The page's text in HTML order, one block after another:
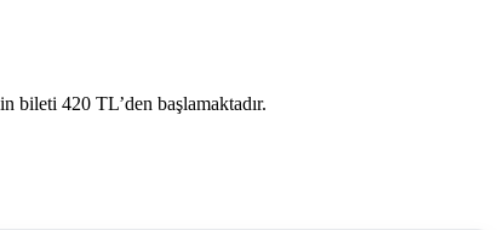
bileti 420 TL’den başlamaktadır.